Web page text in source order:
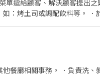
單遞給顧客、解決顧客提出
：烤土司或調配飲料等。
餐廳相關事務。 ．負責洗